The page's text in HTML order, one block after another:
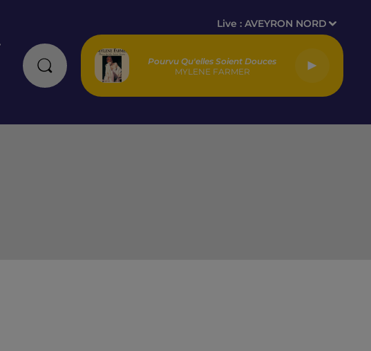
Live :AVEYRON NORD
Pourvu Qu'elles Soient Douces
MYLENE FARMER